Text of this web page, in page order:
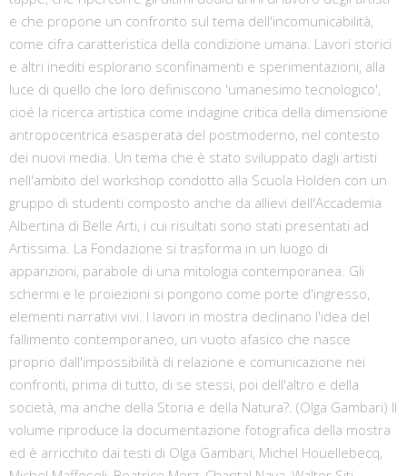
e che propone un confronto sul tema dell'incomunicabilità,
come cifra caratteristica della condizione umana. Lavori storici
e altri inediti esplorano sconfinamenti e sperimentazioni, alla
luce di quello che loro definiscono 'umanesimo tecnologico',
cioé la ricerca artistica come indagine critica della dimensione
antropocentrica esasperata del postmoderno, nel contesto
dei nuovi media. Un tema che è stato sviluppato dagli artisti
nell'ambito del workshop condotto alla Scuola Holden con un
gruppo di studenti composto anche da allievi dell'Accademia
Albertina di Belle Arti, i cui risultati sono stati presentati ad
Artissima. La Fondazione si trasforma in un luogo di
apparizioni, parabole di una mitologia contemporanea. Gli
schermi e le proiezioni si pongono come porte d'ingresso,
elementi narrativi vivi. I lavori in mostra declinano l'idea del
fallimento contemporaneo, un vuoto afasico che nasce
proprio dall'impossibilità di relazione e comunicazione nei
confronti, prima di tutto, di se stessi, poi dell'altro e della
società, ma anche della Storia e della Natura?. (Olga Gambari) Il
volume riproduce la documentazione fotografica della mostra
ed è arricchito dai testi di Olga Gambari, Michel Houellebecq,